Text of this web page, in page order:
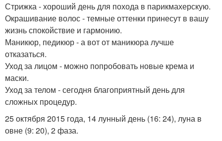
Стрижка - хороший день для похода в парикмахерскую.
Окрашивание волос - темные оттенки принесут в вашу
жизнь спокойствие и гармонию.
Маникюр, педикюр - а вот от маникюра лучше
отказаться.
Уход за лицом - можно попробовать новые крема и
маски.
Уход за телом - сегодня благоприятный день для
сложных процедур.
25 октября 2015 года, 14 лунный день (16: 24), луна в
овне (9: 20), 2 фаза.